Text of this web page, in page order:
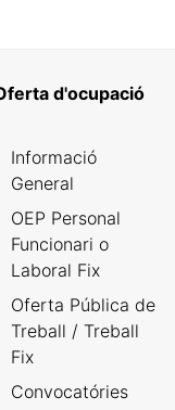
d'ocupació
Informació
General
OEP Personal
Funcionari o
Laboral Fix
Oferta Pública de
Treball / Treball
Fix
Convocatóries